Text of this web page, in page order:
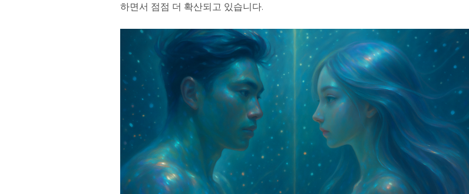
하면서 점점 더 확산되고 있습니다.